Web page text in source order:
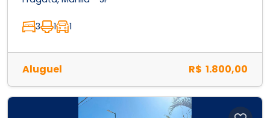
3 1 1
Aluguel R$ 1.800,00